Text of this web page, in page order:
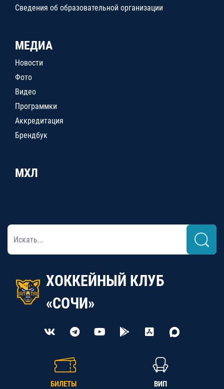
Сведения об образовательной организации
МЕДИА
Новости
Фото
Видео
Программки
Аккредитация
Брендбук
МХЛ
ХОККЕЙНЫЙ КЛУБ
«СОЧИ»
БИЛЕТЫ ВИП